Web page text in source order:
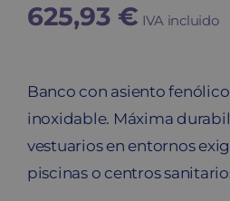
625,93 € IVA incluido
Banco con asiento
inoxidable. Máxima
vestuarios en entornos
piscinas o centros